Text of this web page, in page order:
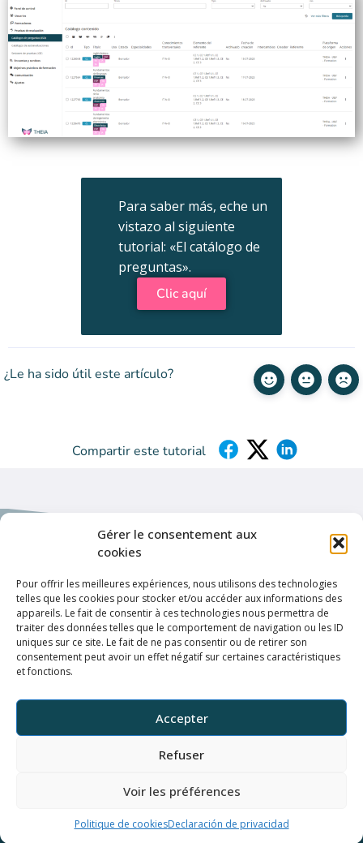
Gérer le consentement aux
cookies
Pour offrir les meilleures expériences, nous utilisons des technologies
telles que les cookies pour stocker et/ou accéder aux informations des
appareils. Le fait de consentir à ces technologies nous permettra de
traiter des données telles que le comportement de navigation ou les ID
uniques sur ce site. Le fait de ne pas consentir ou de retirer son
consentement peut avoir un effet négatif sur certaines caractéristiques
et fonctions.
Accepter
Refuser
Voir les préférences
Politique de cookiesDeclaración de privacidad
Para saber más, eche un
vistazo al siguiente
tutorial: «El catálogo de
preguntas».
Clic aquí
¿Le ha sido útil este artículo?
Compartir este tutorial
De lunes a viernes, de 9:00 h -12:00 h y de 14:00 h -
18:00 h (París)
Enlaces de interés
Política de privacidad
Condiciones de uso